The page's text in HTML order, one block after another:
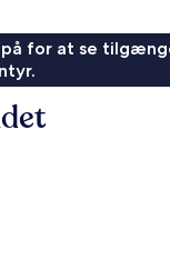
på for at se